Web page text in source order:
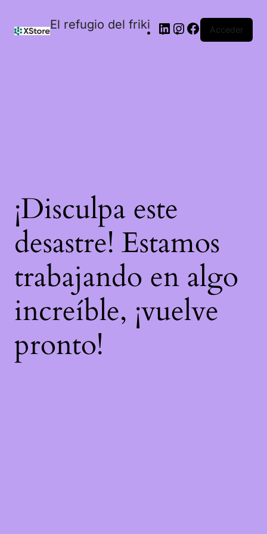
El refugio del friki Acceder
¡Disculpa este
desastre! Estamos
trabajando en algo
increíble, ¡vuelve
pronto!